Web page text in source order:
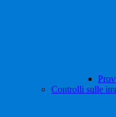
Controlli sulle